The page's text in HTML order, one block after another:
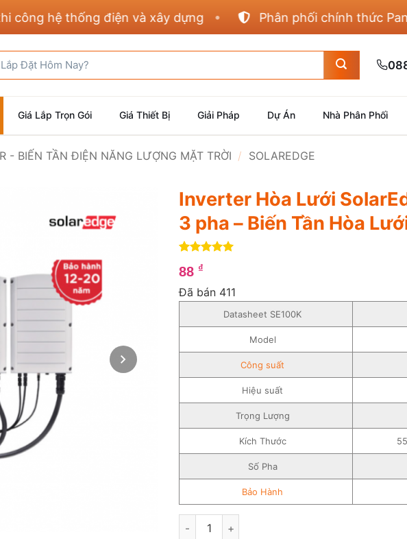
hệ thống điện và xây dựng Phân phối chính thức
Giá Lắp Trọn Gói Giá Thiết Bị Giải Pháp Dự Án Nhà Phân Phối
- BIẾN TẦN ĐIỆN NĂNG LƯỢNG MẶT TRỜI / SOLAREDGE
Inverter Hòa Lưới
3 pha – Biến Tần Hòa
trên 5
dựa trên
88 ₫
Đã bán 411
Datasheet SE100K
Model
Công suất
Hiệu suất
Trọng Lượng
Kích Thước
Số Pha
Bảo Hành
Inverter Hòa Lưới SolarEdge 100KW – 3 pha –